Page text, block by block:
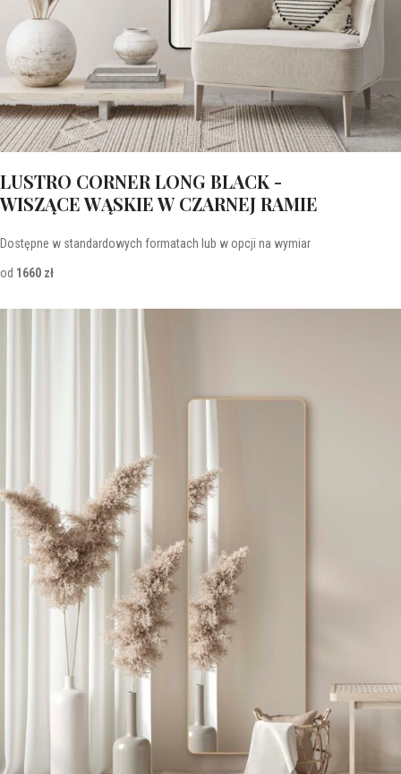
LUSTRO CORNER LONG BLACK -
WISZĄCE WĄSKIE W CZARNEJ RAMIE
Dostępne w standardowych formatach lub w opcji na wymiar
od 1660 zł